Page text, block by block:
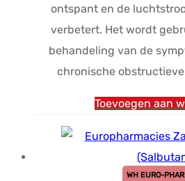
ontspant en de
verbetert. Het wordt
behandeling van de
chronische obstructieve
Toevoegen aan
WH EURO-